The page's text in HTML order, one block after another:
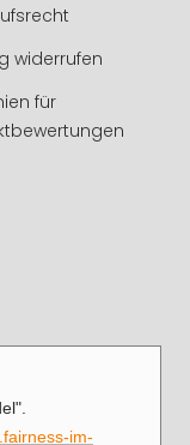
widerrufen
für
im-